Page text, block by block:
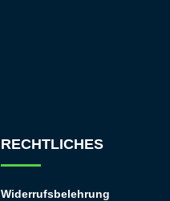
RECHTLICHES
Widerrufsbelehrung